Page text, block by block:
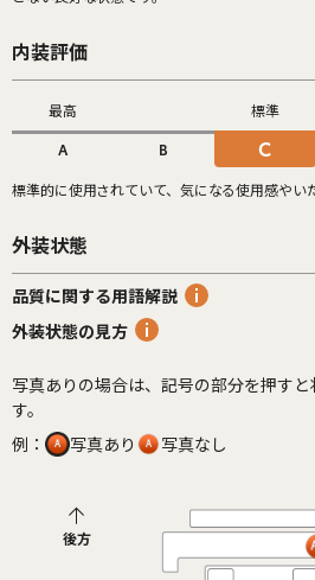
内装評価
最高 標準
A B C
標準的に使用されていて、気になる使用感やい
外装状態
品質に関する用語解説
外装状態の見方
写真ありの場合は、記号の部分を押す
す。
例：
写真あり 写真なし
後方